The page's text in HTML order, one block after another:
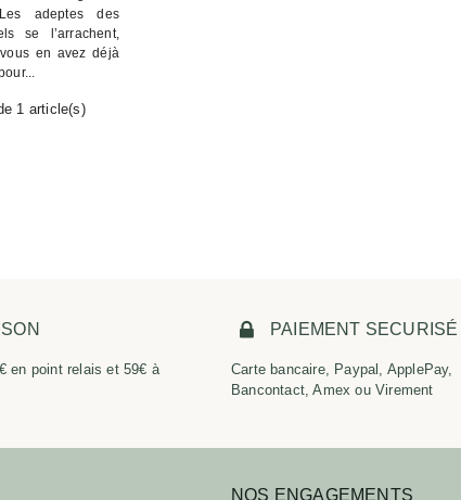
adeptes des
se l’arrachent,
en avez déjà
1 article(s)
en point relais et 59€ à
PAIEMENT SECURISÉ
Carte bancaire, Paypal, ApplePay,
Bancontact, Amex ou Virement
NOS ENGAGEMENTS